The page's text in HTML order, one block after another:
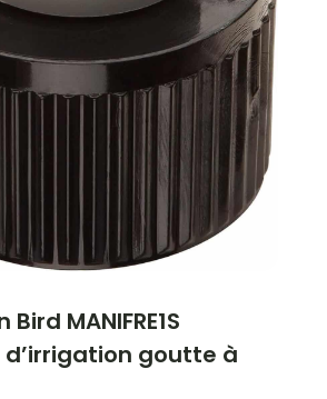
MANIFRE1S
goutte à